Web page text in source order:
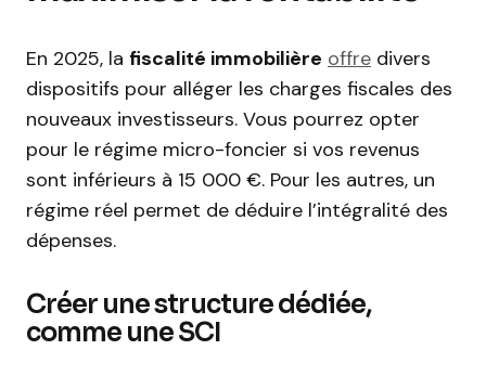
En 2025, la fiscalité immobilière offre divers
dispositifs pour alléger les charges fiscales des
nouveaux investisseurs. Vous pourrez opter
pour le régime micro-foncier si vos revenus
sont inférieurs à 15 000 €. Pour les autres, un
régime réel permet de déduire l’intégralité des
dépenses.
Créer une structure dédiée,
comme une SCI